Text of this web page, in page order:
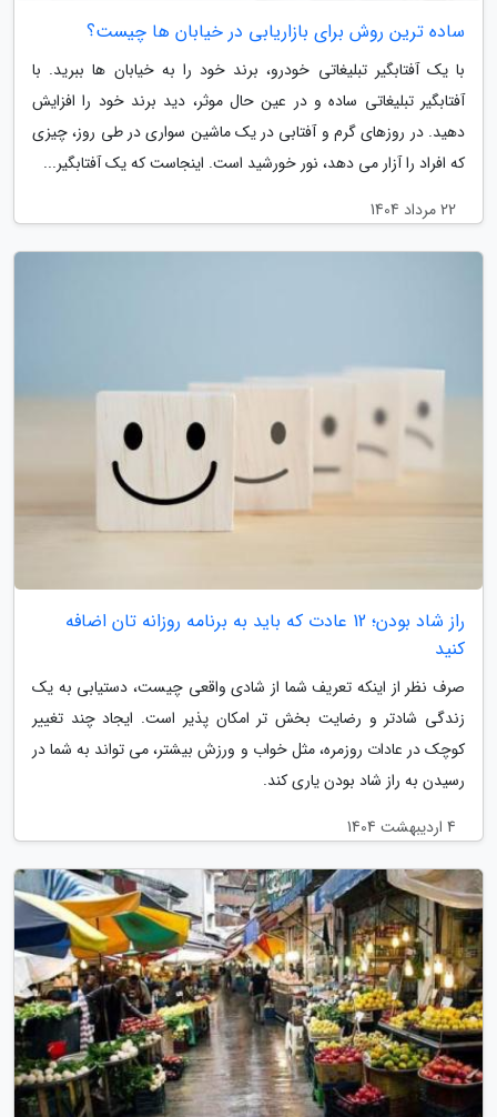
ساده ترین روش برای بازاریابی در خیابان ها چیست؟
با یک آفتابگیر تبلیغاتی خودرو، برند خود را به خیابان ها ببرید. با
آفتابگیر تبلیغاتی ساده و در عین حال موثر، دید برند خود را افزایش
دهید. در روزهای گرم و آفتابی در یک ماشین سواری در طی روز، چیزی
که افراد را آزار می دهد، نور خورشید است. اینجاست که یک آفتابگیر...
22 مرداد 1404
راز شاد بودن؛ 12 عادت که باید به برنامه روزانه تان اضافه
کنید
صرف نظر از اینکه تعریف شما از شادی واقعی چیست، دستیابی به یک
زندگی شادتر و رضایت بخش تر امکان پذیر است. ایجاد چند تغییر
کوچک در عادات روزمره، مثل خواب و ورزش بیشتر، می تواند به شما در
رسیدن به راز شاد بودن یاری کند.
4 اردیبهشت 1404